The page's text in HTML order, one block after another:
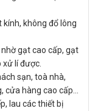
không đổ lông
gạt cao cấp, gạt
lí được.
sạn, toà nhà,
cửa hàng cao cấp…
lau các thiết bị